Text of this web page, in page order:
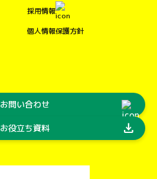
採用情報
個人情報保護方針
お問い合わせ
お役立ち資料 download